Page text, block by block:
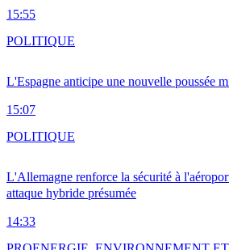
15:55
L'Espagne anticipe une nouvelle poussée
15:07
POLITIQUE
L'Allemagne renforce la sécurité à
attaque hybride présumée
14:33
POLITIQUE